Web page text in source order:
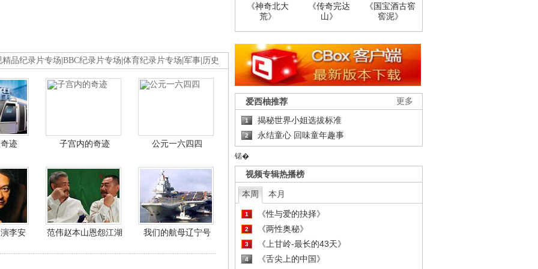
精品纪录片专场 BBC纪录片专场 体育纪录片专场 军事 历史
迹 子宫内的奇迹 公元一六四四
李安 范伟赵本山恩怨江湖 我们的航母辽宁号
《神奇北大
荒》
《传奇完达
山》
《国宝酒古窖
窖泥》
更多
爱西柚推荐
1 揭秘世界小姐选拔标准
2 永结童心 回味童年趣事
锘�
视频专辑热播榜
本周 本月
1 《性与爱的抉择》
2 《两性奥秘》
3 《上甘岭-最长的43天》
4 《舌尖上的中国》